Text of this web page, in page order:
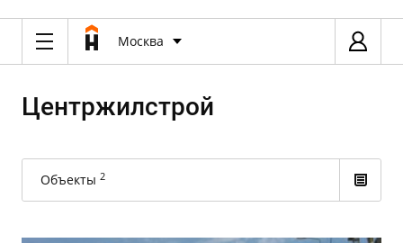
Москва
Центржилстрой
Объекты 2